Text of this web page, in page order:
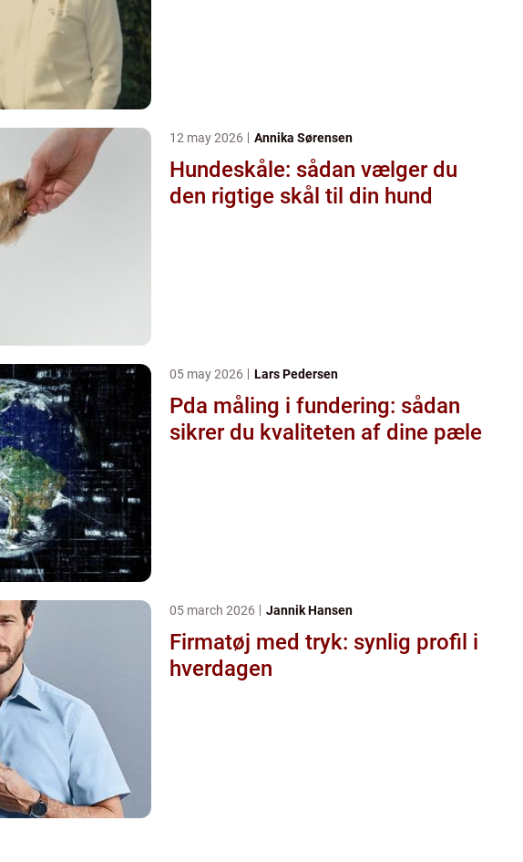
12 may 2026 Annika Sørensen
Hundeskåle: sådan vælger du
den rigtige skål til din hund
05 may 2026 Lars Pedersen
Pda måling i fundering: sådan
sikrer du kvaliteten af dine pæle
05 march 2026 Jannik Hansen
Firmatøj med tryk: synlig profil i
hverdagen